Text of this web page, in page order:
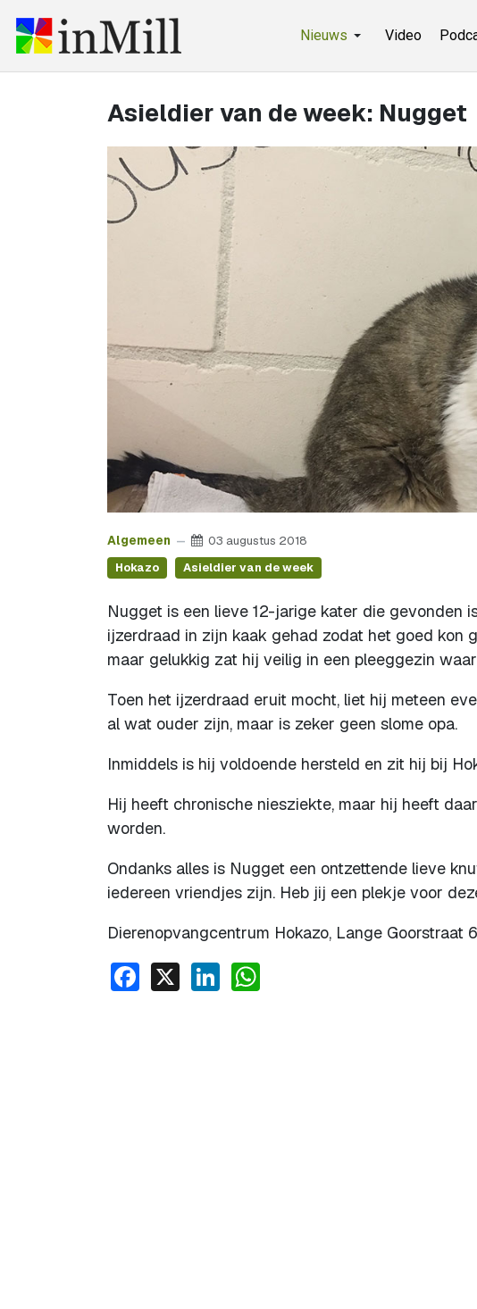
Nieuws Video
Asieldier van de week: Nugget
Algemeen 03 augustus 2018
Hokazo Asieldier van de week
Nugget is een lieve 12-jarige kater die gevonden
ijzerdraad in zijn kaak gehad zodat het goed kon
maar gelukkig zat hij veilig in een pleeggezin
Toen het ijzerdraad eruit mocht, liet hij meteen
al wat ouder zijn, maar is zeker geen slome opa.
Inmiddels is hij voldoende hersteld en zit hij bij
Hij heeft chronische niesziekte, maar hij heeft
worden.
Ondanks alles is Nugget een ontzettende lieve
iedereen vriendjes zijn. Heb jij een plekje voor
Dierenopvangcentrum Hokazo, Lange Goorstraat
Facebook
X LinkedIn